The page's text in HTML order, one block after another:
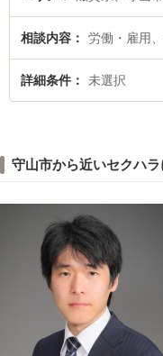
相談内容 労働・雇用
詳細条件 未選択
守山市から近いセクハ